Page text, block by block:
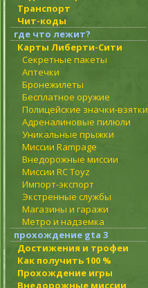
Транспорт
Чит-коды
где что лежит?
Карты Либерти-Сити
Секретные пакеты
Аптечки
Бронежилеты
Бесплатное оружие
Полицейские значки-взятки
Адреналиновые пилюли
Уникальные прыжки
Миссии Rampage
Внедорожные миссии
Миссии RC Toyz
Импорт-экспорт
Экстренные службы
Магазины и гаражи
Метро и надземка
прохождение gta 3
Достижения и трофеи
Как получить 100 %
Прохождение игры
Внедорожные миссии